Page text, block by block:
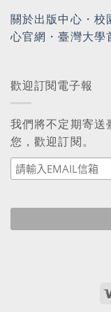
關於出版中心 ・ 校
心官網 ・臺灣大學
歡迎訂閱電子報
我們將不定期寄送
您，歡迎訂閱。